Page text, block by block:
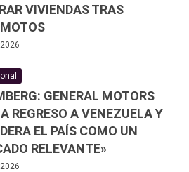
VIVIENDAS TRAS
GENERAL MOTORS
REGRESO A VENEZUELA Y
EL PAÍS COMO UN
RELEVANTE»